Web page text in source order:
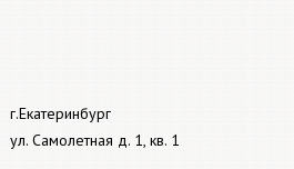
г.Екатеринбург
ул. Самолетная д. 1, кв. 1